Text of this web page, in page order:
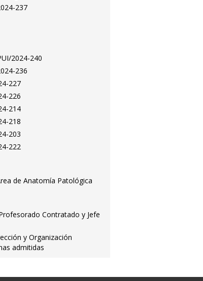
237
2024-240
236
227
226
214
218
203
222
de Anatomía Patológica
Contratado y Jefe
y Organización
admitidas